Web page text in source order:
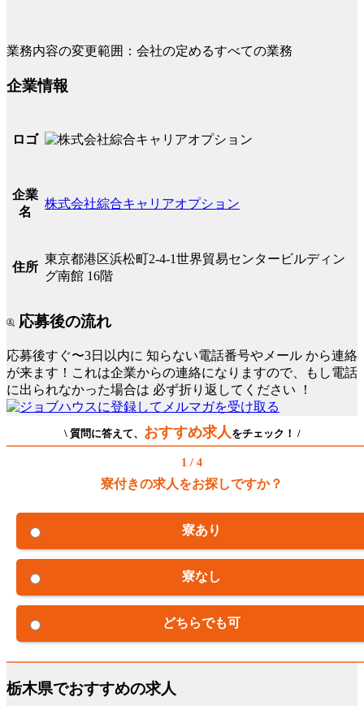
業務内容の変更範囲：会社の定めるすべての業務
企業情報
ロゴ
企業
名
株式会社綜合キャリアオプション
住所
東京都港区浜松町2-4-1世界貿易センタービルディン
グ南館 16階
応募後の流れ
応募後すぐ〜3日以内に 知らない電話番号やメール から連絡
が来ます！これは企業からの連絡になりますので、もし電話
に出られなかった場合は 必ず折り返してください ！
\ 質問に答えて、 おすすめ求人をチェック！ /
1 / 4
寮付きの求人をお探しですか？
寮あり
寮なし
どちらでも可
栃木県でおすすめの求人